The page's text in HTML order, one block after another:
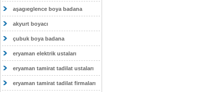
aşagıeglence boya badana
akyurt boyacı
çubuk boya badana
eryaman elektrik ustaları
eryaman tamirat tadilat ustaları
eryaman tamirat tadilat firmaları